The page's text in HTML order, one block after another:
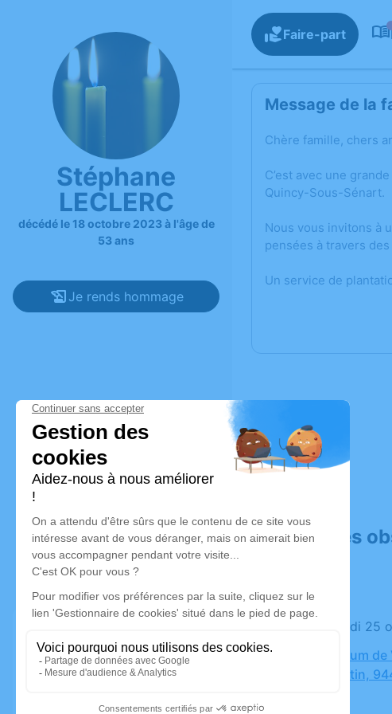
Stéphane
LECLERC
décédé le 18 octobre 2023 à l'âge de
53 ans
Je rends hommage
Faire-part
Message de la
Chère famille, chers
C’est avec une
Quincy-Sous-Sénart.
Nous vous invitons à
pensées à travers
Un service de
Déroulé des
Le mercredi
Crématorium
Saint-Martin,